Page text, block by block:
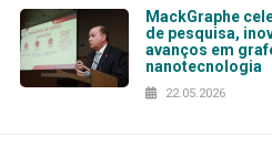
MackGraphe
de pesquisa,
avanços em
nanotecnologia
22.05.2026